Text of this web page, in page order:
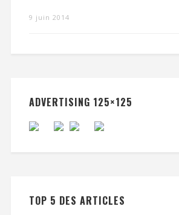
9 juin 2014
ADVERTISING 125×125
TOP 5 DES ARTICLES